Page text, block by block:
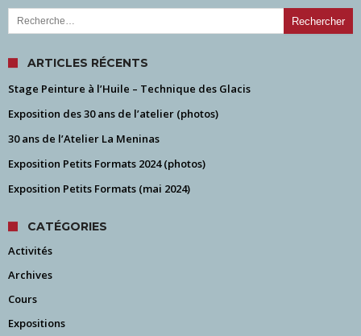
Rechercher :
ARTICLES RÉCENTS
Stage Peinture à l’Huile – Technique des Glacis
Exposition des 30 ans de l’atelier (photos)
30 ans de l’Atelier La Meninas
Exposition Petits Formats 2024 (photos)
Exposition Petits Formats (mai 2024)
CATÉGORIES
Activités
Archives
Cours
Expositions